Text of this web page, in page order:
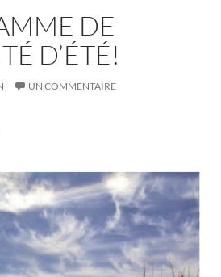
DE
D’ÉTÉ!
UN COMMENTAIRE